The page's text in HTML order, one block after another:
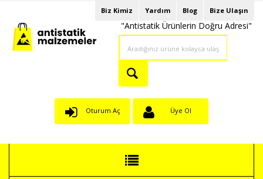
Biz Kimiz Yardım Blog Bize Ulaşın
"Antistatik Ürünlerin Doğru Adresi"
Oturum Aç Üye Ol